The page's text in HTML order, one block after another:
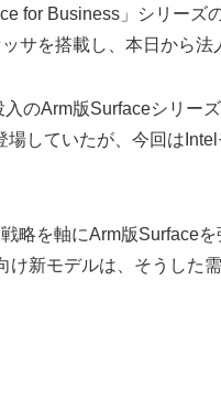
for Business」シリー
サを搭載し、本日から法
のArm版Surfaceシリー
場していたが、今回は
略を軸にArm版Surface
新モデルは、そうした